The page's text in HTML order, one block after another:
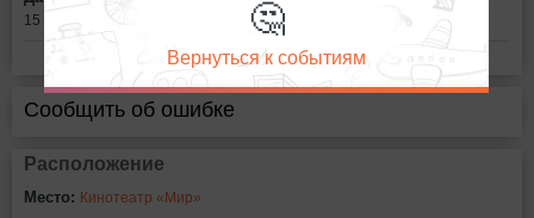
15 февраля в 15:00
Сообщить об ошибке
Расположение
Место: Кинотеатр «Мир»
🤔
Вернуться к событиям